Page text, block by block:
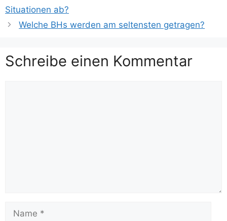
Situationen ab?
Welche BHs werden am seltensten getragen?
Schreibe einen Kommentar
Name